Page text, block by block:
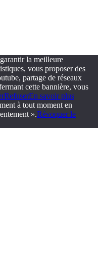
la meilleure
vous proposer des
partage de réseaux
cette bannière, vous
RefuserEn savoir plus
à tout moment en
».Révoquer le